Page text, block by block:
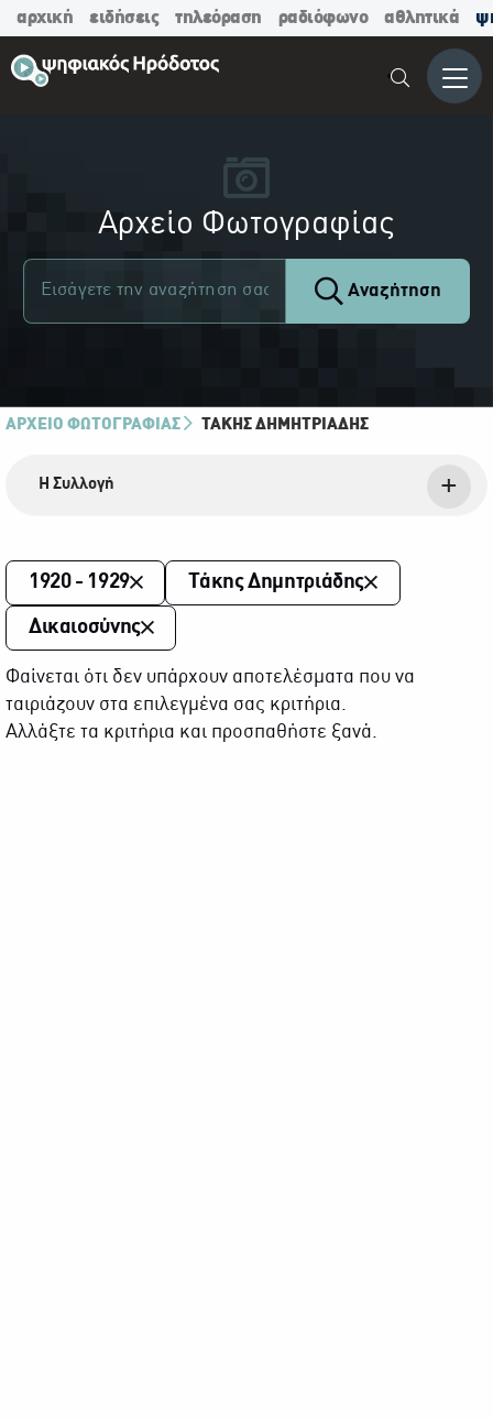
αρχική ειδήσεις τηλεόραση ραδιόφωνο αθλητικά
Μενού
Αρχείο Φωτογραφίας
Αναζήτηση
ΑΡΧΕΙΟ ΦΩΤΟΓΡΑΦΙΑΣ ΤΆΚΗΣ ΔΗΜΗΤΡΙΆΔΗΣ
Η Συλλογή
1920 - 1929 Τάκης Δημητριάδης
Δικαιοσύνης
Φαίνεται ότι δεν υπάρχουν αποτελέσματα που να
ταιριάζουν στα επιλεγμένα σας κριτήρια.
Αλλάξτε τα κριτήρια και προσπαθήστε ξανά.